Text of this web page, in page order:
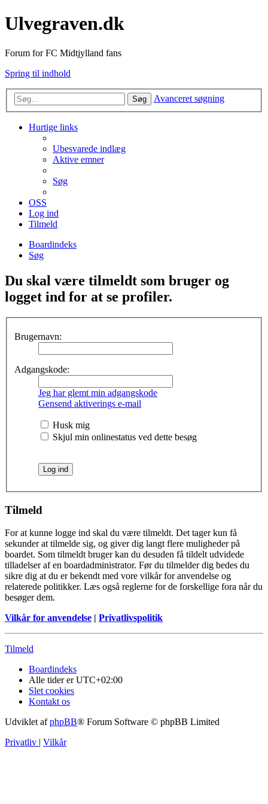
Ulvegraven.dk
Forum for FC Midtjylland fans
Spring til indhold
Søg Avanceret søgning
Hurtige links
Ubesvarede indlæg
Aktive emner
Søg
OSS
Log ind
Tilmeld
Boardindeks
Søg
Du skal være tilmeldt som bruger og
logget ind for at se profiler.
Brugernavn:
Adgangskode:
Jeg har glemt min adgangskode
Gensend aktiverings e-mail
Husk mig
Skjul min onlinestatus ved dette besøg
Tilmeld
For at kunne logge ind skal du være tilmeldt. Det tager kun få
sekunder at tilmelde sig, og giver dig langt flere muligheder på
boardet. Som tilmeldt bruger kan du desuden få tildelt udvidede
tilladelser af en boardadministrator. Før du tilmelder dig bedes du
sikre dig at du er bekendt med vore vilkår for anvendelse og
relaterede politikker. Læs også reglerne for de forskellige fora når du
besøger dem.
Vilkår for anvendelse | Privatlivspolitik
Tilmeld
Boardindeks
Alle tider erUTC+02:00
Slet cookies
Kontakt os
Udviklet afphpBB® Forum Software © phpBB Limited
Privatliv | Vilkår